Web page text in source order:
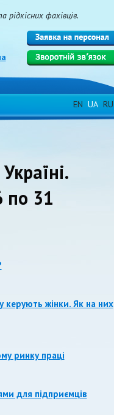
рідкісних фахівців.
EN UA RU
по 31
керують жінки. Як на них
ринку праці
для підприємців